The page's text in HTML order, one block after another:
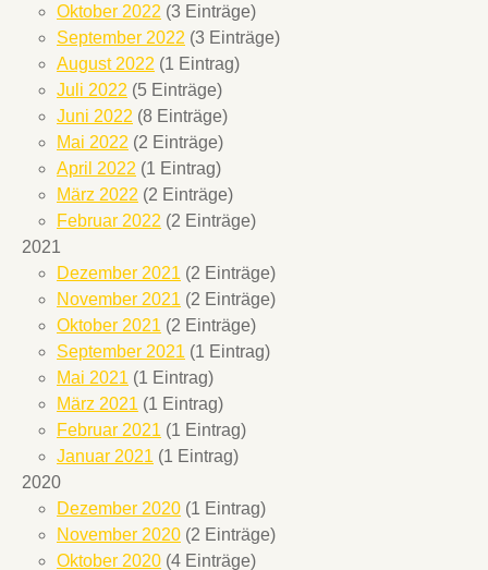
Oktober 2022 (3 Einträge)
September 2022 (3 Einträge)
August 2022 (1 Eintrag)
Juli 2022 (5 Einträge)
Juni 2022 (8 Einträge)
Mai 2022 (2 Einträge)
April 2022 (1 Eintrag)
März 2022 (2 Einträge)
Februar 2022 (2 Einträge)
2021
Dezember 2021 (2 Einträge)
November 2021 (2 Einträge)
Oktober 2021 (2 Einträge)
September 2021 (1 Eintrag)
Mai 2021 (1 Eintrag)
März 2021 (1 Eintrag)
Februar 2021 (1 Eintrag)
Januar 2021 (1 Eintrag)
2020
Dezember 2020 (1 Eintrag)
November 2020 (2 Einträge)
Oktober 2020 (4 Einträge)